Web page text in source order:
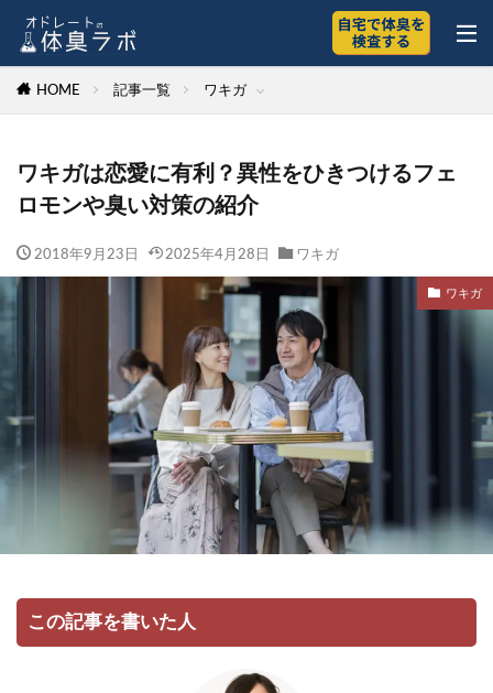
HOME 記事一覧 ワキガ
ワキガは恋愛に有利？異性をひきつけるフェ
ロモンや臭い対策の紹介
2018年9月23日 2025年4月28日 ワキガ
ワキガ
この記事を書いた人